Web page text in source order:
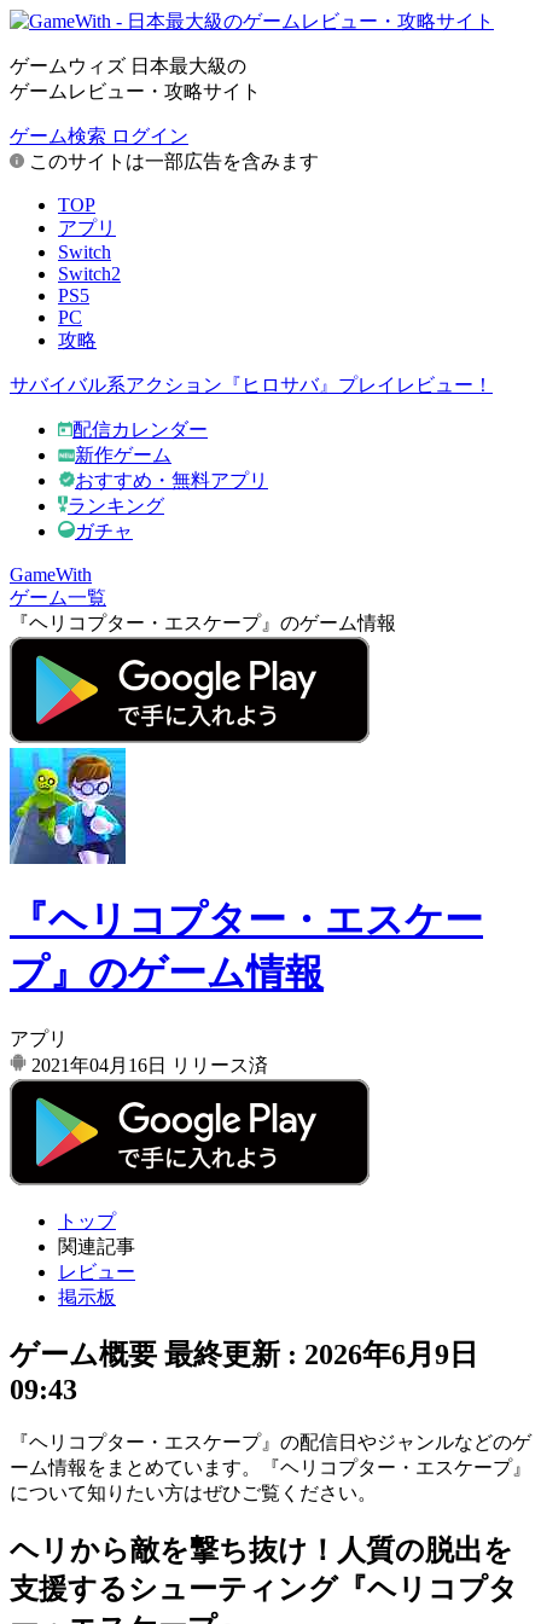
ゲームウィズ 日本最大級の
ゲームレビュー・攻略サイト
ゲーム検索 ログイン
このサイトは一部広告を含みます
TOP
アプリ
Switch
Switch2
PS5
PC
攻略
サバイバル系アクション『ヒロサバ』プレイレビュー！
配信カレンダー
新作ゲーム
おすすめ・無料アプリ
ランキング
ガチャ
GameWith
ゲーム一覧
『ヘリコプター・エスケープ』のゲーム情報
『ヘリコプター・エスケー
プ』のゲーム情報
アプリ
2021年04月16日
リリース済
トップ
関連記事
レビュー
掲示板
ゲーム概要 最終更新 : 2026年6月9日
09:43
『ヘリコプター・エスケープ』の配信日やジャンルなどのゲ
ーム情報をまとめています。『ヘリコプター・エスケープ』
について知りたい方はぜひご覧ください。
ヘリから敵を撃ち抜け！人質の脱出を
支援するシューティング『ヘリコプタ